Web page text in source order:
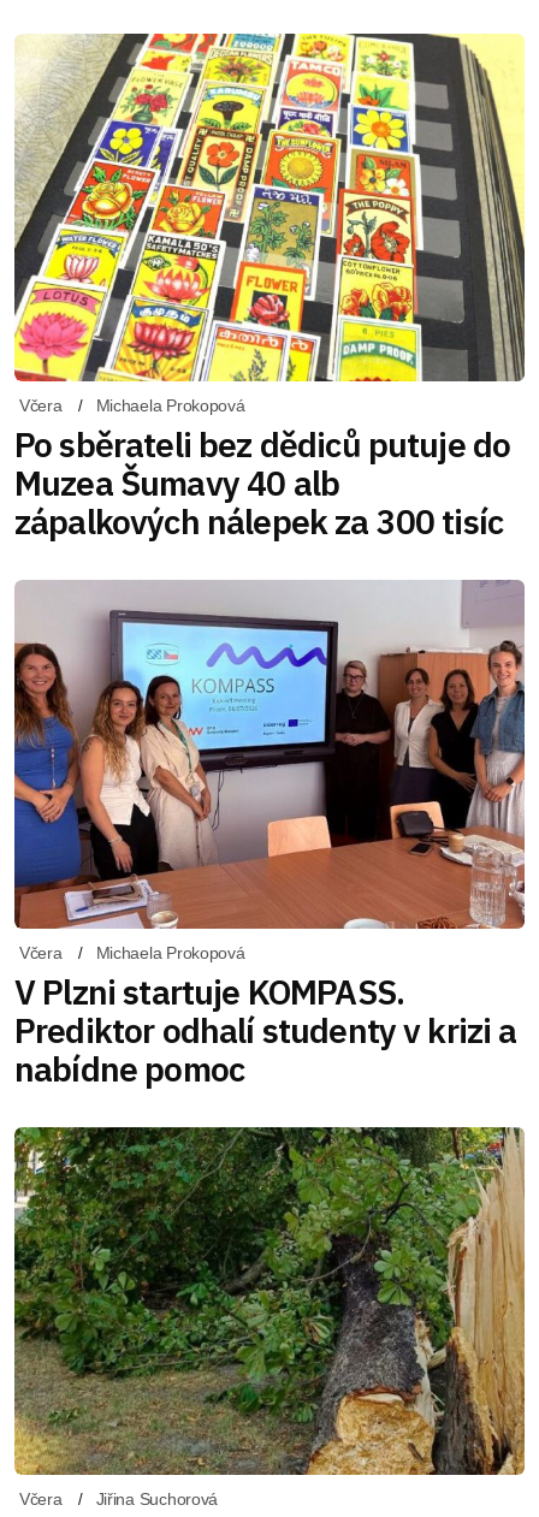
Včera Michaela Prokopová
Po sběrateli bez dědiců putuje do
Muzea Šumavy 40 alb
zápalkových nálepek za 300 tisíc
Včera Michaela Prokopová
V Plzni startuje KOMPASS.
Prediktor odhalí studenty v krizi a
nabídne pomoc
Včera Jiřina Suchorová